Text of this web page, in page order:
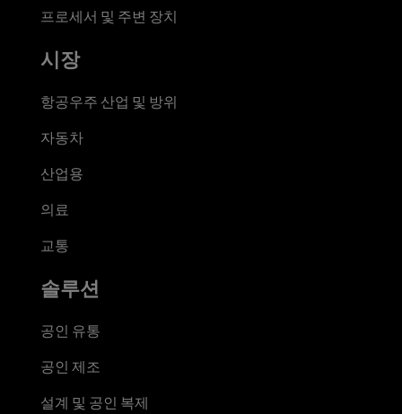
프로세서 및 주변 장치
시장
항공우주 산업 및 방위
자동차
산업용
의료
교통
솔루션
공인 유통
공인 제조
설계 및 공인 복제